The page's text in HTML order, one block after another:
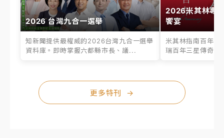
2026 台灣九合一選舉
知新聞提供最權威的2026台灣九合一選舉
資料庫。即時掌握六都縣市長、議...
2026米其林專
饗宴
米其林指南百年之
瑞百年三星傳奇、
更多特刊 →